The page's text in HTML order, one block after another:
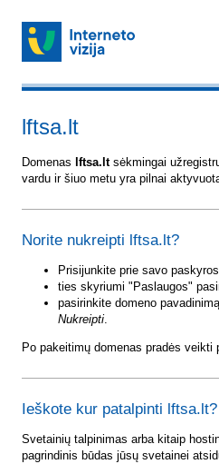
lftsa.lt
Domenas lftsa.ltsėkmingai
vardu ir šiuo metu yra pilnai
Norite nukreipti lftsa.lt?
Prisijunkite prie savo paskyros
ties skyriumi "Paslaugos"
pasirinkite domeno
Nukreipti.
Po pakeitimų domenas pradės veikti
Ieškote kur patalpinti lftsa.lt?
Svetainių talpinimas arba kitaip
pagrindinis būdas jūsų svetainei